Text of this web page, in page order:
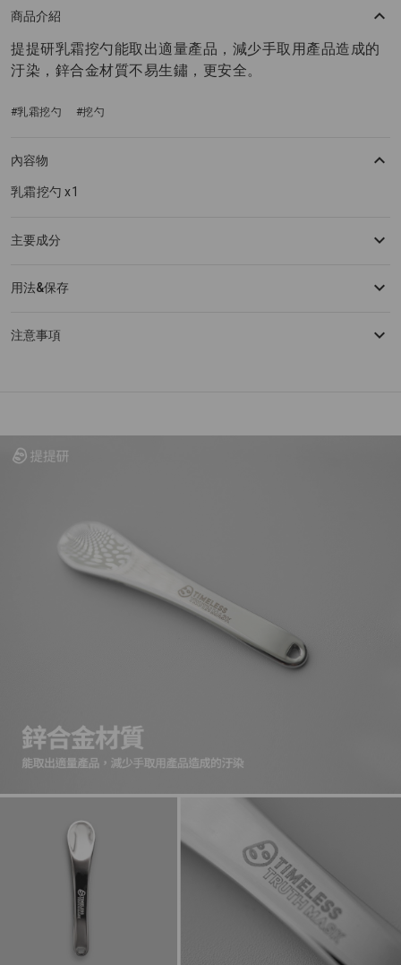
商品介紹
提提研乳霜挖勺能取出適量產品，減少手取用產品造成的
汙染，鋅合金材質不易生鏽，更安全。
#乳霜挖勺 #挖勺
內容物
乳霜挖勺 x1
主要成分
用法&保存
注意事項